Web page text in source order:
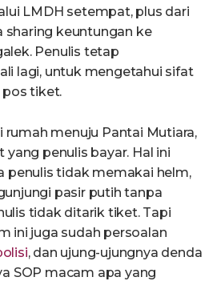
LMDH setempat, plus dari
sharing keuntungan ke
Penulis tetap
lagi, untuk mengetahui sifat
pos tiket.
rumah menuju Pantai Mutiara,
penulis bayar. Hal ini
penulis tidak memakai helm,
pasir putih tanpa
tidak ditarik tiket. Tapi
ini juga sudah persoalan
, dan ujung-ujungnya denda
SOP macam apa yang